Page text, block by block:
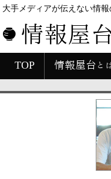
大手メディアが伝えない情報
情報屋
TOP 情報屋台と